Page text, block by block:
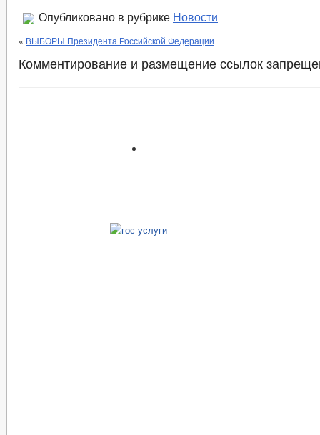
Опубликовано в рубрике Новости
« ВЫБОРЫ Президента Российской Федерации
Комментирование и размещение ссылок